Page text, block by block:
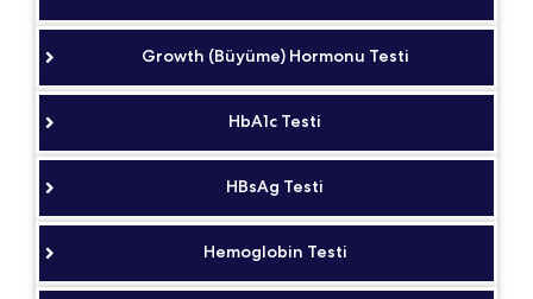
Growth (Büyüme) Hormonu Testi
HbA1c Testi
HBsAg Testi
Hemoglobin Testi